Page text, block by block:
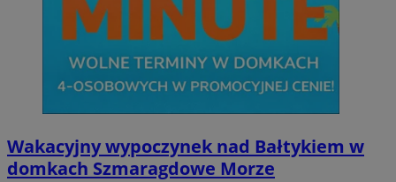
Wakacyjny wypoczynek nad Bałtykiem w
domkach Szmaragdowe Morze